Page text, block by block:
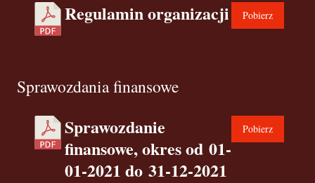
Regulamin organizacji Pobierz
Sprawozdania finansowe
Sprawozdanie
finansowe, okres od 01-
01-2021 do 31-12-2021
Pobierz